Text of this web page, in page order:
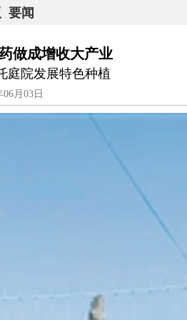
要闻
做成增收大产业
庭院发展特色种植
06月03日